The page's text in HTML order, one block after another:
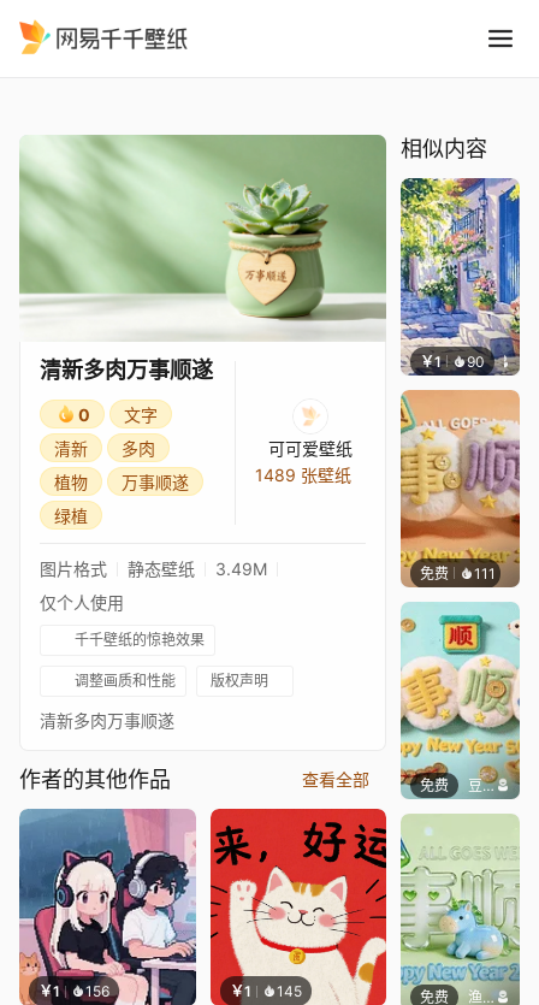
清新多肉万事顺遂
0
文字
清新
多肉
植物
万事顺遂
绿植
可可爱壁纸
1489 张壁纸
图片格式 静态壁纸
3.49M
仅个人使用
千千壁纸的惊艳效果
调整画质和性能 版权声明
清新多肉万事顺遂
作者的其他作品 查看全部
￥1 156 ￥1 145
相似内容
￥1 90 叮叮
免费 111 渔小小
免费 豆子酱edda
免费 渔小小